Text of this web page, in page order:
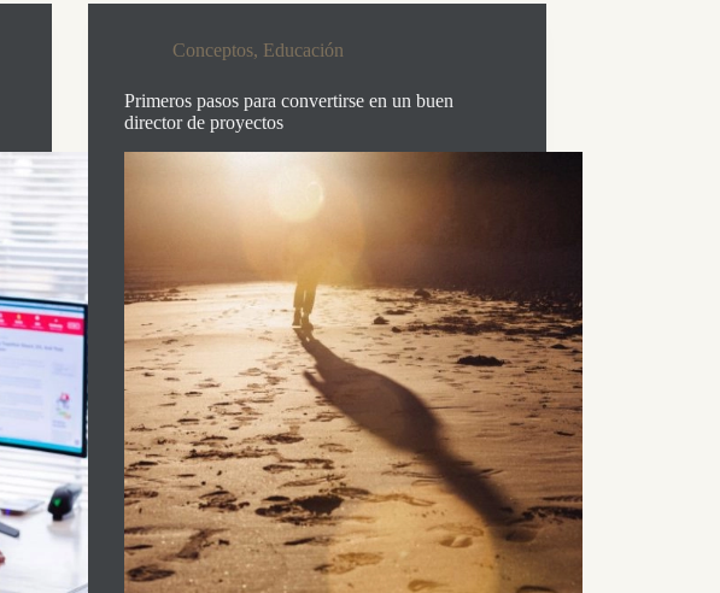
Conceptos, Educación
Primeros pasos para convertirse en un buen
director de proyectos